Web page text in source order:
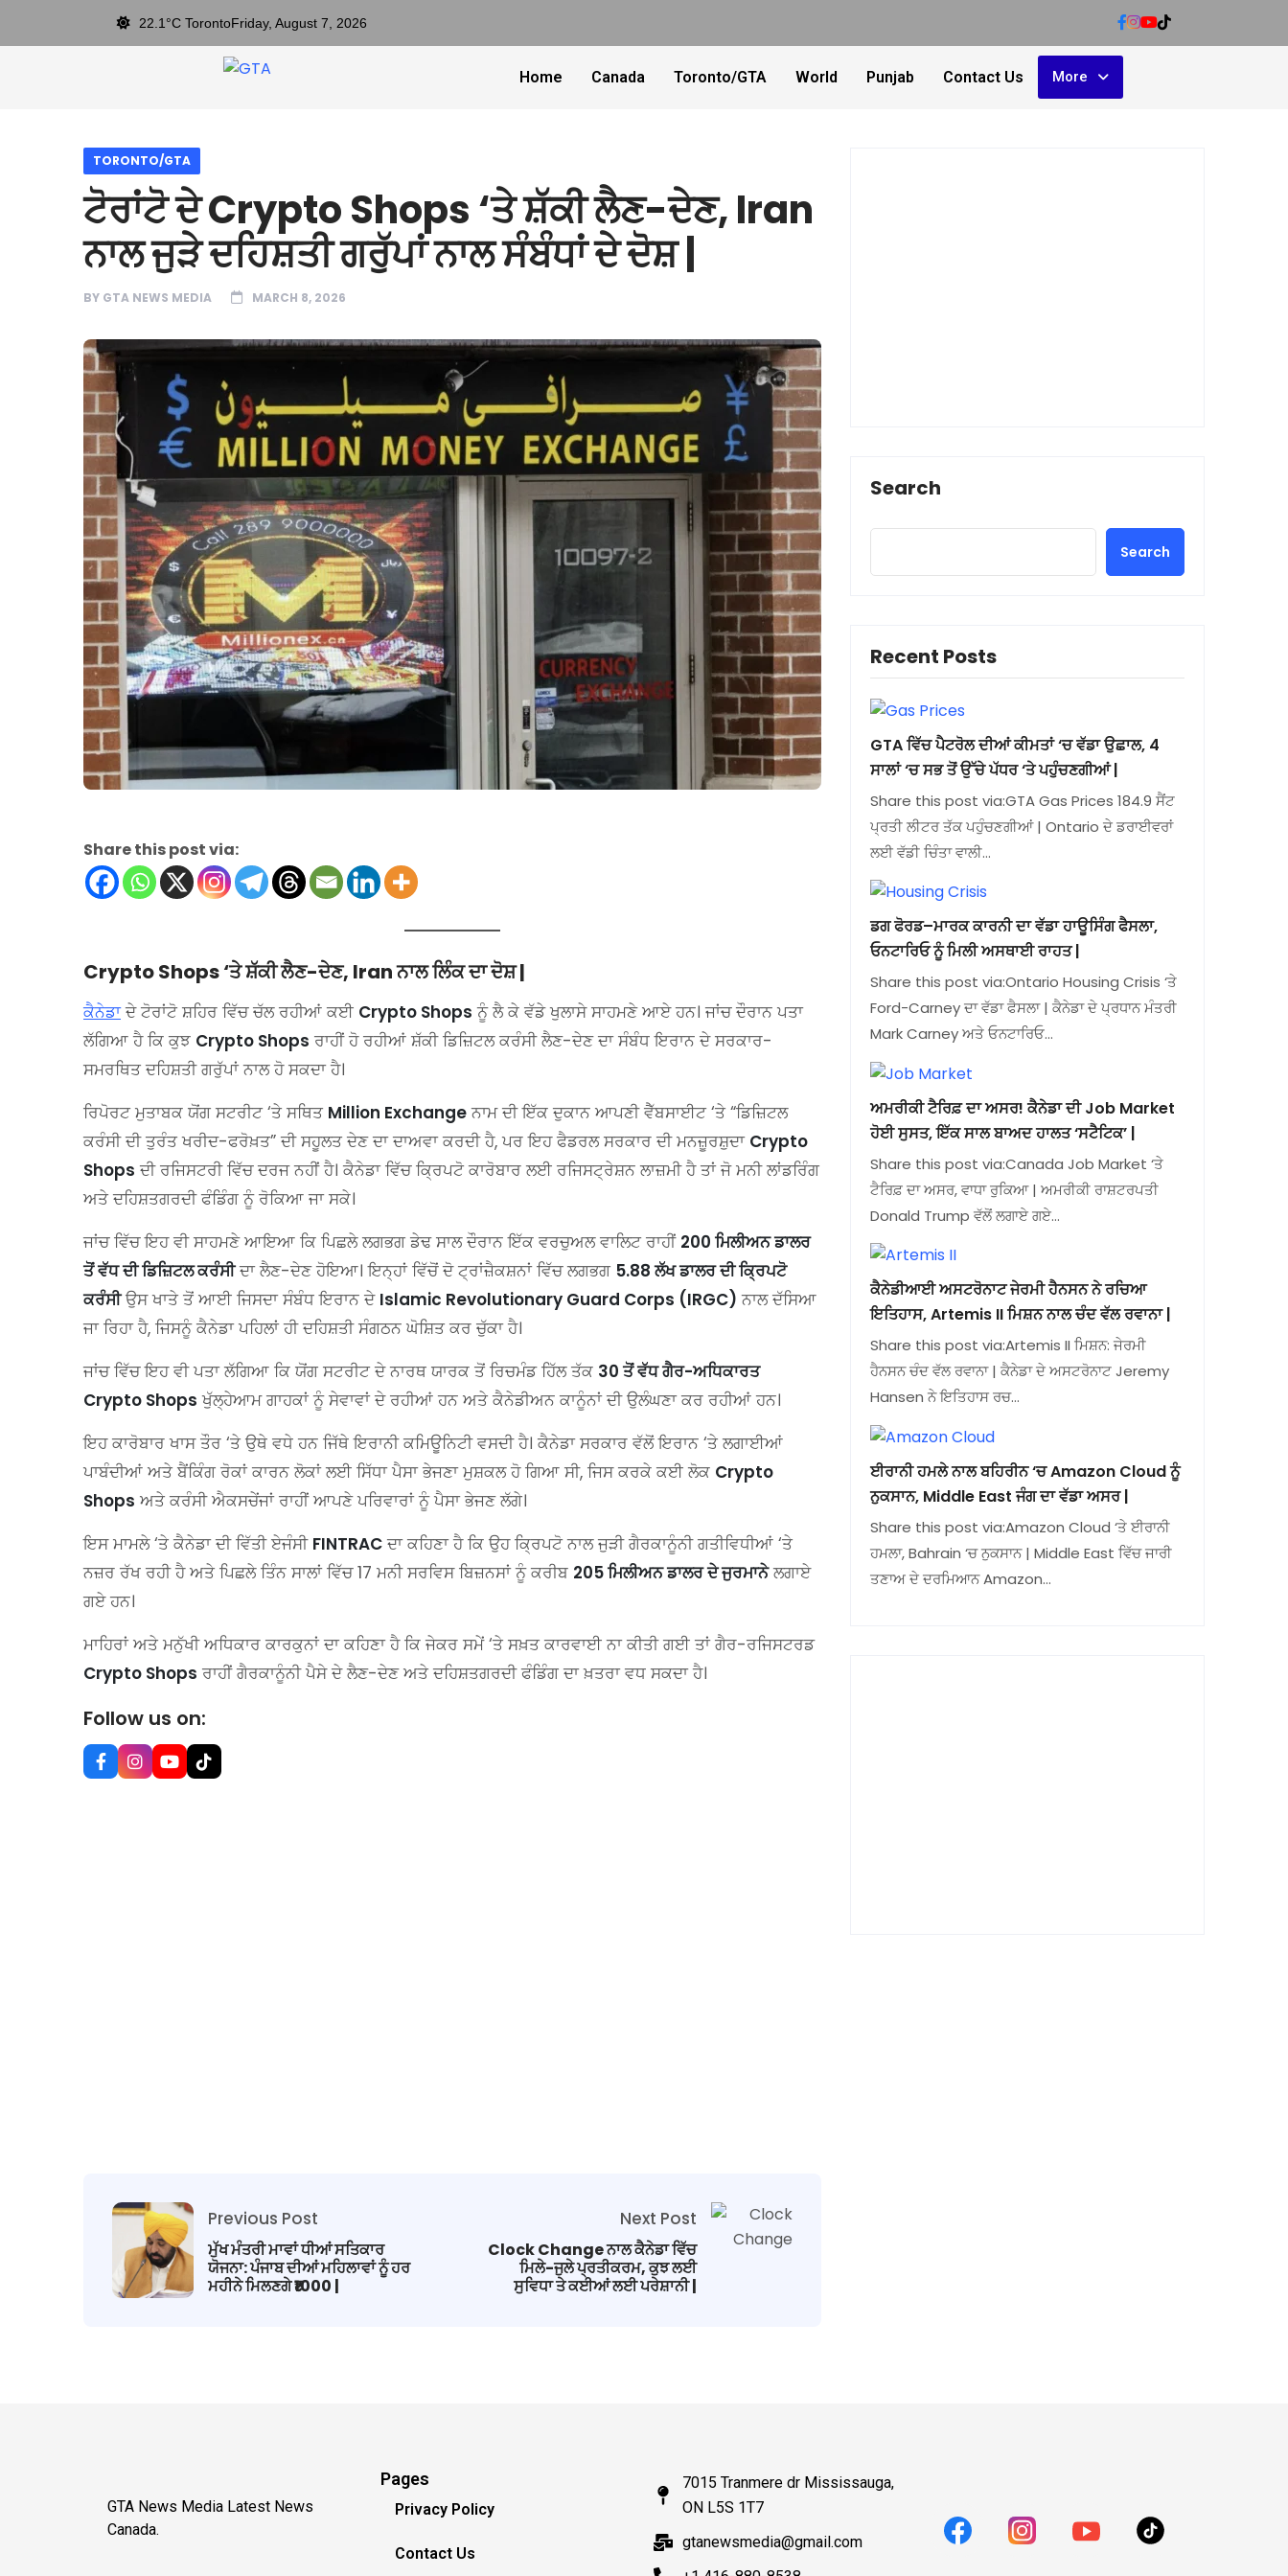
22.1°C TorontoFriday, August 7, 2026
Home Canada Toronto/GTA World Punjab Contact Us More
TORONTO/GTA
ਟੋਰਾਂਟੋ ਦੇ Crypto Shops ‘ਤੇ ਸ਼ੱਕੀ ਲੈਣ-ਦੇਣ, Iran
ਨਾਲ ਜੁੜੇ ਦਹਿਸ਼ਤੀ ਗਰੁੱਪਾਂ ਨਾਲ ਸੰਬੰਧਾਂ ਦੇ ਦੋਸ਼ |
BY GTA NEWS MEDIA MARCH 8, 2026
Share this post via:
Crypto Shops ‘ਤੇ ਸ਼ੱਕੀ ਲੈਣ-ਦੇਣ, Iran ਨਾਲ ਲਿੰਕ ਦਾ ਦੋਸ਼ |
ਕੈਨੇਡਾਦੇ ਟੋਰਾਂਟੋ ਸ਼ਹਿਰ ਵਿੱਚ ਚੱਲ ਰਹੀਆਂ ਕਈ Crypto Shops ਨੂੰ ਲੈ ਕੇ ਵੱਡੇ ਖੁਲਾਸੇ ਸਾਹਮਣੇ ਆਏ ਹਨ। ਜਾਂਚ ਦੌਰਾਨ ਪਤਾ
ਲੱਗਿਆ ਹੈ ਕਿ ਕੁਝ Crypto Shops ਰਾਹੀਂ ਹੋ ਰਹੀਆਂ ਸ਼ੱਕੀ ਡਿਜ਼ਿਟਲ ਕਰੰਸੀ ਲੈਣ-ਦੇਣ ਦਾ ਸੰਬੰਧ ਇਰਾਨ ਦੇ ਸਰਕਾਰ-
ਸਮਰਥਿਤ ਦਹਿਸ਼ਤੀ ਗਰੁੱਪਾਂ ਨਾਲ ਹੋ ਸਕਦਾ ਹੈ।
ਰਿਪੋਰਟ ਮੁਤਾਬਕ ਯੋਂਗ ਸਟਰੀਟ ‘ਤੇ ਸਥਿਤ Million Exchangeਨਾਮ ਦੀ ਇੱਕ ਦੁਕਾਨ ਆਪਣੀ ਵੈੱਬਸਾਈਟ ‘ਤੇ “ਡਿਜ਼ਿਟਲ
ਕਰੰਸੀ ਦੀ ਤੁਰੰਤ ਖਰੀਦ-ਫਰੋਖ਼ਤ” ਦੀ ਸਹੂਲਤ ਦੇਣ ਦਾ ਦਾਅਵਾ ਕਰਦੀ ਹੈ, ਪਰ ਇਹ ਫੈਡਰਲ ਸਰਕਾਰ ਦੀ ਮਨਜ਼ੂਰਸ਼ੁਦਾ Crypto
Shops ਦੀ ਰਜਿਸਟਰੀ ਵਿੱਚ ਦਰਜ ਨਹੀਂ ਹੈ। ਕੈਨੇਡਾ ਵਿੱਚ ਕ੍ਰਿਪਟੋ ਕਾਰੋਬਾਰ ਲਈ ਰਜਿਸਟ੍ਰੇਸ਼ਨ ਲਾਜ਼ਮੀ ਹੈ ਤਾਂ ਜੋ ਮਨੀ ਲਾਂਡਰਿੰਗ
ਅਤੇ ਦਹਿਸ਼ਤਗਰਦੀ ਫੰਡਿੰਗ ਨੂੰ ਰੋਕਿਆ ਜਾ ਸਕੇ।
ਜਾਂਚ ਵਿੱਚ ਇਹ ਵੀ ਸਾਹਮਣੇ ਆਇਆ ਕਿ ਪਿਛਲੇ ਲਗਭਗ ਡੇਢ ਸਾਲ ਦੌਰਾਨ ਇੱਕ ਵਰਚੁਅਲ ਵਾਲਿਟ ਰਾਹੀਂ 200 ਮਿਲੀਅਨ ਡਾਲਰ
ਤੋਂ ਵੱਧ ਦੀ ਡਿਜ਼ਿਟਲ ਕਰੰਸੀਦਾ ਲੈਣ-ਦੇਣ ਹੋਇਆ। ਇਨ੍ਹਾਂ ਵਿੱਚੋਂ ਦੋ ਟ੍ਰਾਂਜ਼ੈਕਸ਼ਨਾਂ ਵਿੱਚ ਲਗਭਗ 5.88 ਲੱਖ ਡਾਲਰ ਦੀ ਕ੍ਰਿਪਟੋ
ਕਰੰਸੀਉਸ ਖਾਤੇ ਤੋਂ ਆਈ ਜਿਸਦਾ ਸੰਬੰਧ ਇਰਾਨ ਦੇ Islamic Revolutionary Guard Corps (IRGC) ਨਾਲ ਦੱਸਿਆ
ਜਾ ਰਿਹਾ ਹੈ, ਜਿਸਨੂੰ ਕੈਨੇਡਾ ਪਹਿਲਾਂ ਹੀ ਦਹਿਸ਼ਤੀ ਸੰਗਠਨ ਘੋਸ਼ਿਤ ਕਰ ਚੁੱਕਾ ਹੈ।
ਜਾਂਚ ਵਿੱਚ ਇਹ ਵੀ ਪਤਾ ਲੱਗਿਆ ਕਿ ਯੋਂਗ ਸਟਰੀਟ ਦੇ ਨਾਰਥ ਯਾਰਕ ਤੋਂ ਰਿਚਮੰਡ ਹਿੱਲ ਤੱਕ 30 ਤੋਂ ਵੱਧ ਗੈਰ-ਅਧਿਕਾਰਤ
Crypto Shops ਖੁੱਲ੍ਹੇਆਮ ਗਾਹਕਾਂ ਨੂੰ ਸੇਵਾਵਾਂ ਦੇ ਰਹੀਆਂ ਹਨ ਅਤੇ ਕੈਨੇਡੀਅਨ ਕਾਨੂੰਨਾਂ ਦੀ ਉਲੰਘਣਾ ਕਰ ਰਹੀਆਂ ਹਨ।
ਇਹ ਕਾਰੋਬਾਰ ਖਾਸ ਤੌਰ ‘ਤੇ ਉਥੇ ਵਧੇ ਹਨ ਜਿੱਥੇ ਇਰਾਨੀ ਕਮਿਊਨਿਟੀ ਵਸਦੀ ਹੈ। ਕੈਨੇਡਾ ਸਰਕਾਰ ਵੱਲੋਂ ਇਰਾਨ ‘ਤੇ ਲਗਾਈਆਂ
ਪਾਬੰਦੀਆਂ ਅਤੇ ਬੈਂਕਿੰਗ ਰੋਕਾਂ ਕਾਰਨ ਲੋਕਾਂ ਲਈ ਸਿੱਧਾ ਪੈਸਾ ਭੇਜਣਾ ਮੁਸ਼ਕਲ ਹੋ ਗਿਆ ਸੀ, ਜਿਸ ਕਰਕੇ ਕਈ ਲੋਕ Crypto
Shops ਅਤੇ ਕਰੰਸੀ ਐਕਸਚੇਂਜਾਂ ਰਾਹੀਂ ਆਪਣੇ ਪਰਿਵਾਰਾਂ ਨੂੰ ਪੈਸਾ ਭੇਜਣ ਲੱਗੇ।
ਇਸ ਮਾਮਲੇ ‘ਤੇ ਕੈਨੇਡਾ ਦੀ ਵਿੱਤੀ ਏਜੰਸੀ FINTRAC ਦਾ ਕਹਿਣਾ ਹੈ ਕਿ ਉਹ ਕ੍ਰਿਪਟੋ ਨਾਲ ਜੁੜੀ ਗੈਰਕਾਨੂੰਨੀ ਗਤੀਵਿਧੀਆਂ ‘ਤੇ
ਨਜ਼ਰ ਰੱਖ ਰਹੀ ਹੈ ਅਤੇ ਪਿਛਲੇ ਤਿੰਨ ਸਾਲਾਂ ਵਿੱਚ 17 ਮਨੀ ਸਰਵਿਸ ਬਿਜ਼ਨਸਾਂ ਨੂੰ ਕਰੀਬ 205 ਮਿਲੀਅਨ ਡਾਲਰ ਦੇ ਜੁਰਮਾਨੇਲਗਾਏ
ਗਏ ਹਨ।
ਮਾਹਿਰਾਂ ਅਤੇ ਮਨੁੱਖੀ ਅਧਿਕਾਰ ਕਾਰਕੁਨਾਂ ਦਾ ਕਹਿਣਾ ਹੈ ਕਿ ਜੇਕਰ ਸਮੇਂ ‘ਤੇ ਸਖ਼ਤ ਕਾਰਵਾਈ ਨਾ ਕੀਤੀ ਗਈ ਤਾਂ ਗੈਰ-ਰਜਿਸਟਰਡ
Crypto Shops ਰਾਹੀਂ ਗੈਰਕਾਨੂੰਨੀ ਪੈਸੇ ਦੇ ਲੈਣ-ਦੇਣ ਅਤੇ ਦਹਿਸ਼ਤਗਰਦੀ ਫੰਡਿੰਗ ਦਾ ਖ਼ਤਰਾ ਵਧ ਸਕਦਾ ਹੈ।
Follow us on:
Previous Post
ਮੁੱਖ ਮੰਤਰੀ ਮਾਵਾਂ ਧੀਆਂ ਸਤਿਕਾਰ
ਯੋਜਨਾ: ਪੰਜਾਬ ਦੀਆਂ ਮਹਿਲਾਵਾਂ ਨੂੰ ਹਰ
ਮਹੀਨੇ ਮਿਲਣਗੇ ₹1000 |
Next Post
Clock Change ਨਾਲ ਕੈਨੇਡਾ ਵਿੱਚ
ਮਿਲੇ-ਜੁਲੇ ਪ੍ਰਤੀਕਰਮ, ਕੁਝ ਲਈ
ਸੁਵਿਧਾ ਤੇ ਕਈਆਂ ਲਈ ਪਰੇਸ਼ਾਨੀ |
Search
Search
Recent Posts
GTA ਵਿੱਚ ਪੈਟਰੋਲ ਦੀਆਂ ਕੀਮਤਾਂ ‘ਚ ਵੱਡਾ ਉਛਾਲ, 4
ਸਾਲਾਂ ‘ਚ ਸਭ ਤੋਂ ਉੱਚੇ ਪੱਧਰ ‘ਤੇ ਪਹੁੰਚਣਗੀਆਂ |
Share this post via:GTA Gas Prices 184.9 ਸੈਂਟ
ਪ੍ਰਤੀ ਲੀਟਰ ਤੱਕ ਪਹੁੰਚਣਗੀਆਂ | Ontario ਦੇ ਡਰਾਈਵਰਾਂ
ਲਈ ਵੱਡੀ ਚਿੰਤਾ ਵਾਲੀ…
ਡਗ ਫੋਰਡ–ਮਾਰਕ ਕਾਰਨੀ ਦਾ ਵੱਡਾ ਹਾਊਸਿੰਗ ਫੈਸਲਾ,
ਓਨਟਾਰਿਓ ਨੂੰ ਮਿਲੀ ਅਸਥਾਈ ਰਾਹਤ |
Share this post via:Ontario Housing Crisis ‘ਤੇ
Ford-Carney ਦਾ ਵੱਡਾ ਫੈਸਲਾ | ਕੈਨੇਡਾ ਦੇ ਪ੍ਰਧਾਨ ਮੰਤਰੀ
Mark Carney ਅਤੇ ਓਨਟਾਰਿਓ…
ਅਮਰੀਕੀ ਟੈਰਿਫ਼ ਦਾ ਅਸਰ! ਕੈਨੇਡਾ ਦੀ Job Market
ਹੋਈ ਸੁਸਤ, ਇੱਕ ਸਾਲ ਬਾਅਦ ਹਾਲਤ ‘ਸਟੈਟਿਕ’ |
Share this post via:Canada Job Market ‘ਤੇ
ਟੈਰਿਫ਼ ਦਾ ਅਸਰ, ਵਾਧਾ ਰੁਕਿਆ | ਅਮਰੀਕੀ ਰਾਸ਼ਟਰਪਤੀ
Donald Trump ਵੱਲੋਂ ਲਗਾਏ ਗਏ…
ਕੈਨੇਡੀਆਈ ਅਸਟਰੋਨਾਟ ਜੇਰਮੀ ਹੈਨਸਨ ਨੇ ਰਚਿਆ
ਇਤਿਹਾਸ, Artemis II ਮਿਸ਼ਨ ਨਾਲ ਚੰਦ ਵੱਲ ਰਵਾਨਾ |
Share this post via:Artemis II ਮਿਸ਼ਨ: ਜੇਰਮੀ
ਹੈਨਸਨ ਚੰਦ ਵੱਲ ਰਵਾਨਾ | ਕੈਨੇਡਾ ਦੇ ਅਸਟਰੋਨਾਟ Jeremy
Hansen ਨੇ ਇਤਿਹਾਸ ਰਚ…
ਈਰਾਨੀ ਹਮਲੇ ਨਾਲ ਬਹਿਰੀਨ ‘ਚ Amazon Cloud ਨੂੰ
ਨੁਕਸਾਨ, Middle East ਜੰਗ ਦਾ ਵੱਡਾ ਅਸਰ |
Share this post via:Amazon Cloud ‘ਤੇ ਈਰਾਨੀ
ਹਮਲਾ, Bahrain ‘ਚ ਨੁਕਸਾਨ | Middle East ਵਿੱਚ ਜਾਰੀ
ਤਣਾਅ ਦੇ ਦਰਮਿਆਨ Amazon…
GTA News Media Latest News
Canada.
Pages
Privacy Policy
Contact Us
7015 Tranmere dr Mississauga,
ON L5S 1T7
gtanewsmedia@gmail.com